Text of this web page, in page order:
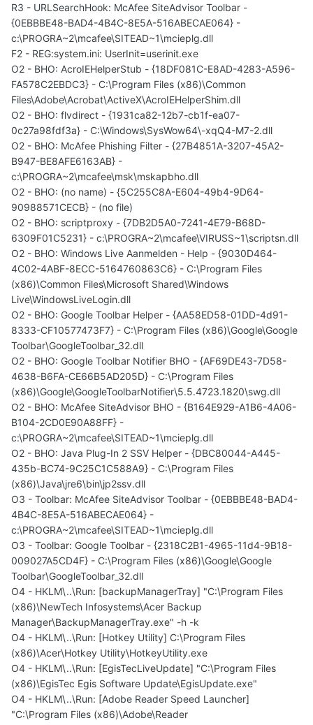
R3 - URLSearchHook: McAfee SiteAdvisor Toolbar -
{0EBBBE48-BAD4-4B4C-8E5A-516ABECAE064} -
c:\PROGRA~2\mcafee\SITEAD~1\mcieplg.dll
F2 - REG:system.ini: UserInit=userinit.exe
O2 - BHO: AcroIEHelperStub - {18DF081C-E8AD-4283-A596-
FA578C2EBDC3} - C:\Program Files (x86)\Common
Files\Adobe\Acrobat\ActiveX\AcroIEHelperShim.dll
O2 - BHO: flvdirect - {1931ca82-12b7-cb1f-ea07-
0c27a98fdf3a} - C:\Windows\SysWow64\-xqQ4-M7-2.dll
O2 - BHO: McAfee Phishing Filter - {27B4851A-3207-45A2-
B947-BE8AFE6163AB} -
c:\PROGRA~2\mcafee\msk\mskapbho.dll
O2 - BHO: (no name) - {5C255C8A-E604-49b4-9D64-
90988571CECB} - (no file)
O2 - BHO: scriptproxy - {7DB2D5A0-7241-4E79-B68D-
6309F01C5231} - c:\PROGRA~2\mcafee\VIRUSS~1\scriptsn.dll
O2 - BHO: Windows Live Aanmelden - Help - {9030D464-
4C02-4ABF-8ECC-5164760863C6} - C:\Program Files
(x86)\Common Files\Microsoft Shared\Windows
Live\WindowsLiveLogin.dll
O2 - BHO: Google Toolbar Helper - {AA58ED58-01DD-4d91-
8333-CF10577473F7} - C:\Program Files (x86)\Google\Google
Toolbar\GoogleToolbar_32.dll
O2 - BHO: Google Toolbar Notifier BHO - {AF69DE43-7D58-
4638-B6FA-CE66B5AD205D} - C:\Program Files
(x86)\Google\GoogleToolbarNotifier\5.5.4723.1820\swg.dll
O2 - BHO: McAfee SiteAdvisor BHO - {B164E929-A1B6-4A06-
B104-2CD0E90A88FF} -
c:\PROGRA~2\mcafee\SITEAD~1\mcieplg.dll
O2 - BHO: Java Plug-In 2 SSV Helper - {DBC80044-A445-
435b-BC74-9C25C1C588A9} - C:\Program Files
(x86)\Java\jre6\bin\jp2ssv.dll
O3 - Toolbar: McAfee SiteAdvisor Toolbar - {0EBBBE48-BAD4-
4B4C-8E5A-516ABECAE064} -
c:\PROGRA~2\mcafee\SITEAD~1\mcieplg.dll
O3 - Toolbar: Google Toolbar - {2318C2B1-4965-11d4-9B18-
009027A5CD4F} - C:\Program Files (x86)\Google\Google
Toolbar\GoogleToolbar_32.dll
O4 - HKLM\..\Run: [backupManagerTray] "C:\Program Files
(x86)\NewTech Infosystems\Acer Backup
Manager\BackupManagerTray.exe" -h -k
O4 - HKLM\..\Run: [Hotkey Utility] C:\Program Files
(x86)\Acer\Hotkey Utility\HotkeyUtility.exe
O4 - HKLM\..\Run: [EgisTecLiveUpdate] "C:\Program Files
(x86)\EgisTec Egis Software Update\EgisUpdate.exe"
O4 - HKLM\..\Run: [Adobe Reader Speed Launcher]
"C:\Program Files (x86)\Adobe\Reader